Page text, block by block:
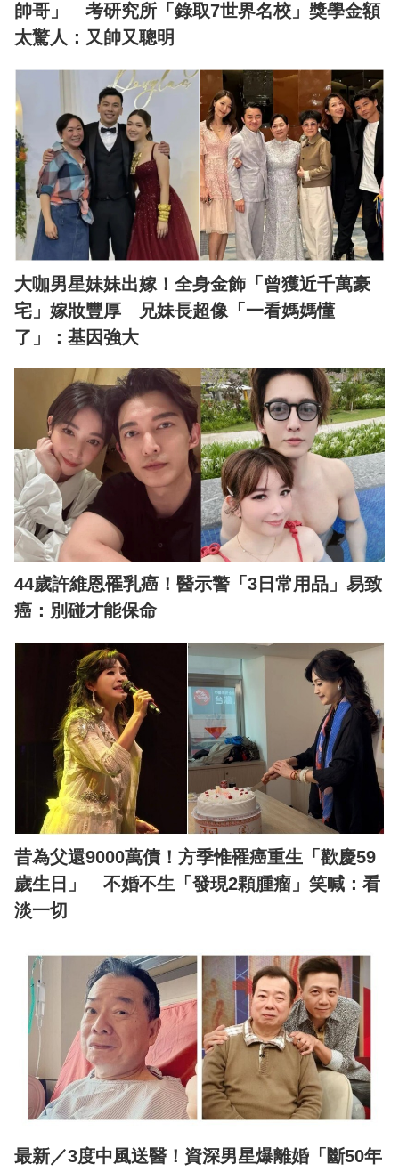
帥哥」 考研究所「錄取7世界名校」獎學金額
太驚人：又帥又聰明
大咖男星妹妹出嫁！全身金飾「曾獲近千萬豪
宅」嫁妝豐厚 兄妹長超像「一看媽媽懂
了」：基因強大
44歲許維恩罹乳癌！醫示警「3日常用品」易致
癌：別碰才能保命
昔為父還9000萬債！方季惟罹癌重生「歡慶59
歲生日」 不婚不生「發現2顆腫瘤」笑喊：看
淡一切
最新／3度中風送醫！資深男星爆離婚「斷50年